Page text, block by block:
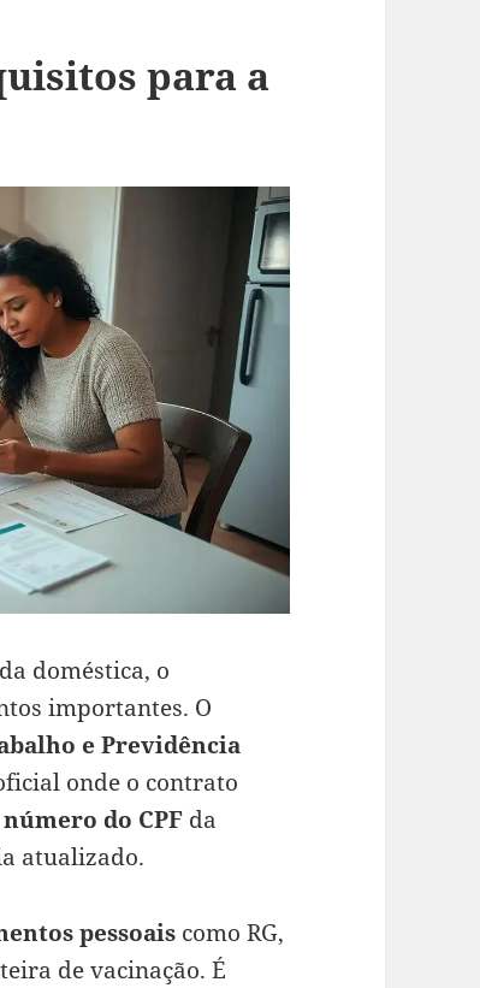
para a
doméstica, o
importantes. O
e Previdência
onde o contrato
número do CPF da
atualizado.
pessoais como RG,
de vacinação. É